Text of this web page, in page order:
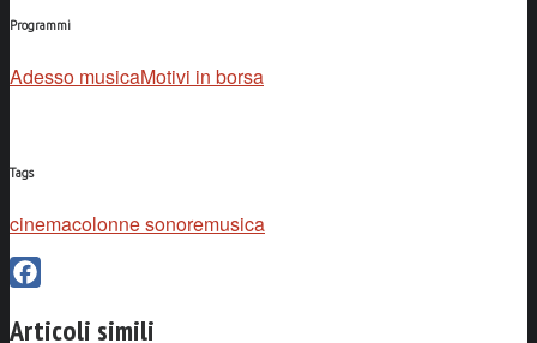
Programmi
Adesso musicaMotivi in borsa
Tags
cinemacolonne sonoremusica
Articoli simili